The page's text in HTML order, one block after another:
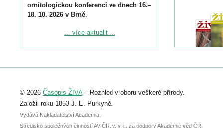
ornitologickou konferenci ve dnech 16.–
18. 10. 2026 v Brně.
Podrobnější informace ke konferenci
Registrovat se můžete do 6. září.
abstraktu přihlášené přednášky nebo
posteru je už 30. června.
... více aktualit ...
© 2026 Časopis ŽIVA– Rozhled v oboru veškeré přírody.
Založil roku 1853 J. E. Purkyně.
Vydává Nakladatelství Academia,
Středisko společných činností AV ČR, v. v. i., za podpory Akademie věd ČR.